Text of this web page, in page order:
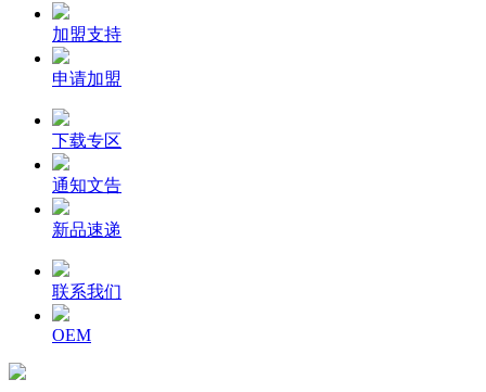
加盟支持
申请加盟
下载专区
通知文告
新品速递
联系我们
OEM